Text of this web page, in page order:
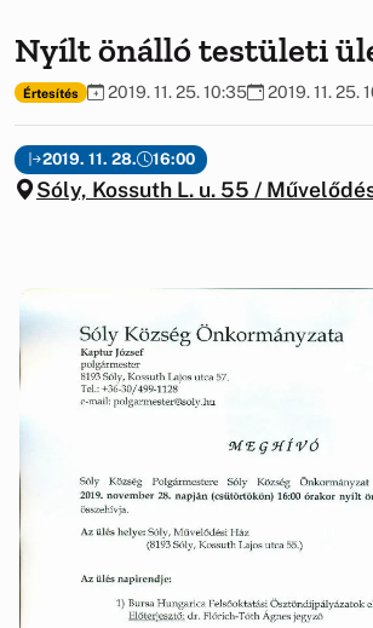
Nyílt önálló testületi
Értesítés 2019. 11. 25. 10:35 2019. 11. 25.
2019. 11. 28. 16:00
Sóly, Kossuth L. u. 55 /